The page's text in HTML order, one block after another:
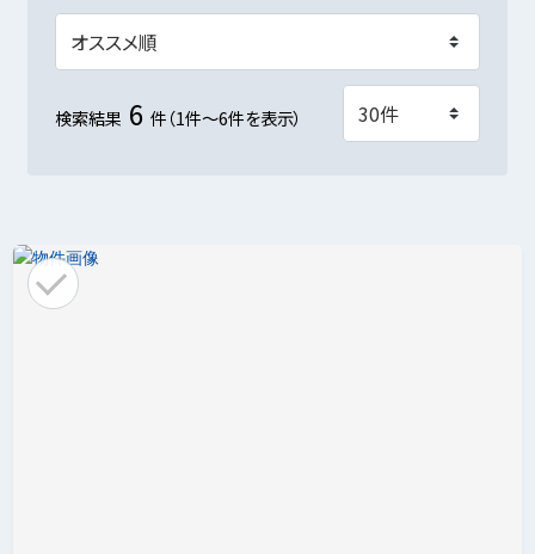
検索結果 6 件（1件～6件を表示）